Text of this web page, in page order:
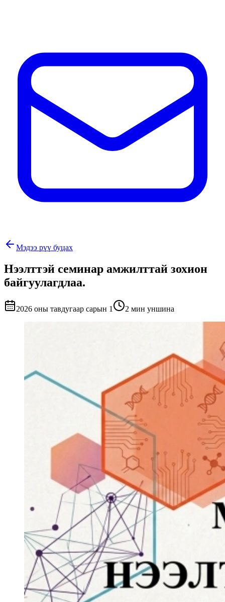
Мэдээ рүү буцах
Нээлттэй семинар амжилттай зохион
байгуулагдлаа.
2026 оны тавдугаар сарын 1 2 мин уншина